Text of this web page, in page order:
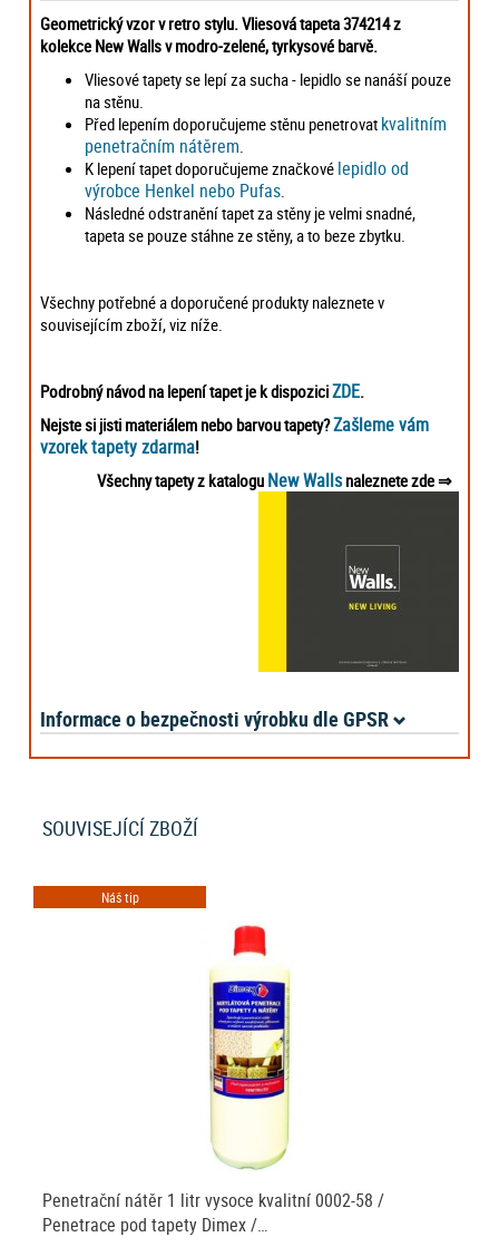
Geometrický vzor v retro stylu. Vliesová tapeta 374214 z
kolekce New Walls v modro-zelené, tyrkysové barvě.
Vliesové tapety se lepí za sucha - lepidlo se nanáší pouze
na stěnu.
Před lepením doporučujeme stěnu penetrovat kvalitním
penetračním nátěrem
K lepení tapet doporučujeme značkové lepidlo od
výrobce Henkel nebo Pufas
Následné odstranění tapet za stěny je velmi snadné,
tapeta se pouze stáhne ze stěny, a to beze zbytku.
Všechny potřebné a doporučené produkty naleznete v
souvisejícím zboží, viz níže.
Podrobný návod na lepení tapet je k dispoziciZDE.
Nejste si jisti materiálem nebo barvou tapety?Zašleme vám
vzorek tapety zdarma!
Všechny tapety z katalogu New Wallsnaleznete zde⇒
Informace o bezpečnosti výrobku dle GPSR
SOUVISEJÍCÍ ZBOŽÍ
Náš tip
Penetrační nátěr 1 litr vysoce kvalitní 0002-58 /
Penetrace pod tapety Dimex /…